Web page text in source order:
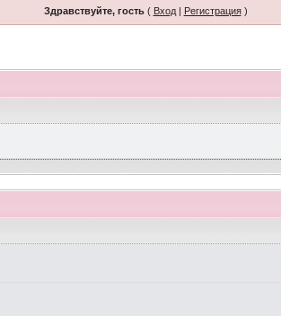
Здравствуйте, гость( Вход| Регистрация)